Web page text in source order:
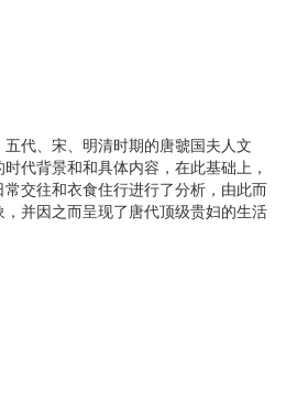
代、宋、明清时期的唐虢国夫人文
代背景和和具体内容，在此基础上，
交往和衣食住行进行了分析，由此而
并因之而呈现了唐代顶级贵妇的生活